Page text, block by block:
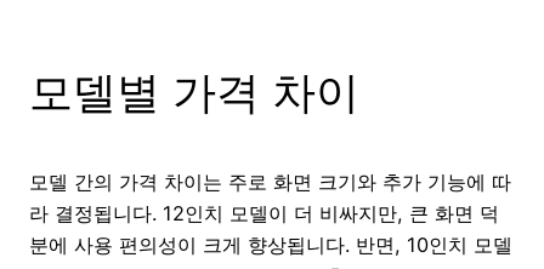
모델별 가격 차이
모델 간의 가격 차이는 주로 화면 크기와 추가 기능에 따
라 결정됩니다. 12인치 모델이 더 비싸지만, 큰 화면 덕
분에 사용 편의성이 크게 향상됩니다. 반면, 10인치 모델